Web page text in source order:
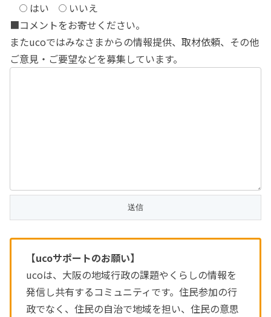
はい
いいえ
■コメントをお寄せください。
またucoではみなさまからの情報提供、取材依頼、その他
ご意見・ご要望などを募集しています。
【ucoサポートのお願い】
ucoは、大阪の地域行政の課題やくらしの情報を
発信し共有するコミュニティです。住民参加の行
政でなく、住民の自治で地域を担い、住民の意思